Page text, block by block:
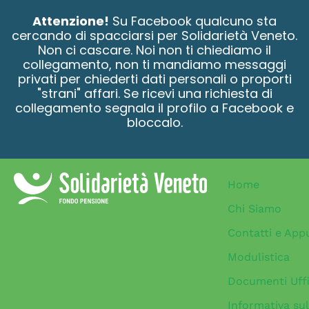
Attenzione! Su Facebook qualcuno sta
cercando di spacciarsi per Solidarietà Veneto.
Non ci cascare. Noi non ti chiediamo il
collegamento, non ti mandiamo messaggi
privati per chiederti dati personali o proporti
"strani" affari. Se ricevi una richiesta di
collegamento segnala il profilo a Facebook e
bloccalo.
Home
Chi Siamo
Contatti e
Modulistica
Documenti
Informativa